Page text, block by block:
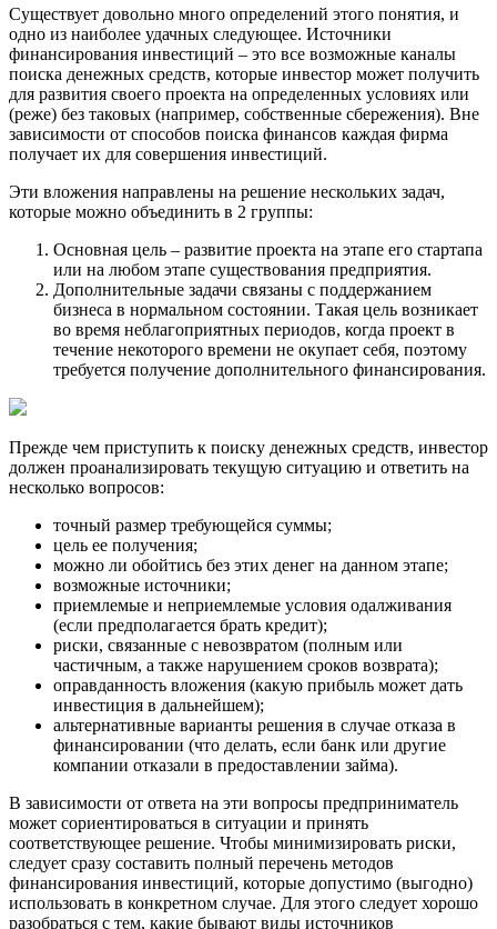
Существует довольно много определений этого понятия, и
одно из наиболее удачных следующее. Источники
финансирования инвестиций – это все возможные каналы
поиска денежных средств, которые инвестор может получить
для развития своего проекта на определенных условиях или
(реже) без таковых (например, собственные сбережения). Вне
зависимости от способов поиска финансов каждая фирма
получает их для совершения инвестиций.
Эти вложения направлены на решение нескольких задач,
которые можно объединить в 2 группы:
Основная цель – развитие проекта на этапе его стартапа
или на любом этапе существования предприятия.
Дополнительные задачи связаны с поддержанием
бизнеса в нормальном состоянии. Такая цель возникает
во время неблагоприятных периодов, когда проект в
течение некоторого времени не окупает себя, поэтому
требуется получение дополнительного финансирования.
Прежде чем приступить к поиску денежных средств, инвестор
должен проанализировать текущую ситуацию и ответить на
несколько вопросов:
точный размер требующейся суммы;
цель ее получения;
можно ли обойтись без этих денег на данном этапе;
возможные источники;
приемлемые и неприемлемые условия одалживания
(если предполагается брать кредит);
риски, связанные с невозвратом (полным или
частичным, а также нарушением сроков возврата);
оправданность вложения (какую прибыль может дать
инвестиция в дальнейшем);
альтернативные варианты решения в случае отказа в
финансировании (что делать, если банк или другие
компании отказали в предоставлении займа).
В зависимости от ответа на эти вопросы предприниматель
может сориентироваться в ситуации и принять
соответствующее решение. Чтобы минимизировать риски,
следует сразу составить полный перечень методов
финансирования инвестиций, которые допустимо (выгодно)
использовать в конкретном случае. Для этого следует хорошо
разобраться с тем, какие бывают виды источников